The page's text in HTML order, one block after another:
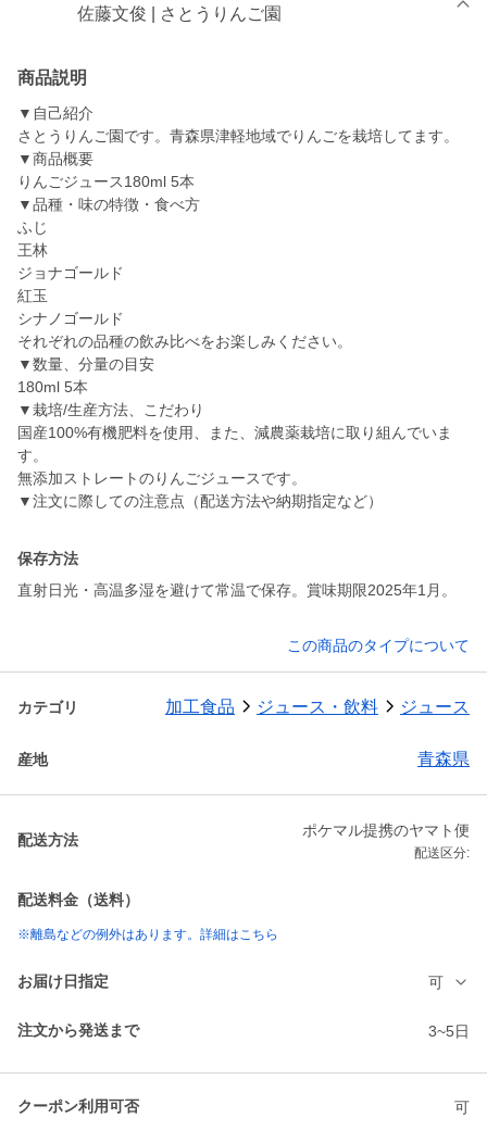
佐藤文俊 | さとうりんご園
商品説明
▼自己紹介
さとうりんご園です。青森県津軽地域でりんごを栽培してます。
▼商品概要
りんごジュース180ml 5本
▼品種・味の特徴・食べ方
ふじ
王林
ジョナゴールド
紅玉
シナノゴールド
それぞれの品種の飲み比べをお楽しみください。
▼数量、分量の目安
180ml 5本
▼栽培/生産方法、こだわり
国産100%有機肥料を使用、また、減農薬栽培に取り組んでいま
す。
無添加ストレートのりんごジュースです。
▼注文に際しての注意点（配送方法や納期指定など）
保存方法
直射日光・高温多湿を避けて常温で保存。賞味期限2025年1月。
この商品のタイプについて
カテゴリ 加工食品 ジュース・飲料 ジュース
産地 青森県
配送方法
ポケマル提携のヤマト便
配送区分:
配送料金（送料）
※離島などの例外はあります。詳細はこちら
お届け日指定 可
注文から発送まで 3~5日
クーポン利用可否 可